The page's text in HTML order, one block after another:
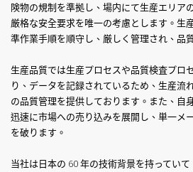
険物の規制を準拠し、場内にて生産エリア
厳格な安全要求を唯一の考慮とします。生
準作業手順を順守し、厳しく管理され、品
生産品質では生産プロセスや品質検査プロ
り、データを記録されているため、生産流
の品質管理を提供しております。また、自
迅速に市場への売り込みを展開し、単一メ
を破ります。
当社は日本の 60 年の技術背景を持ってい